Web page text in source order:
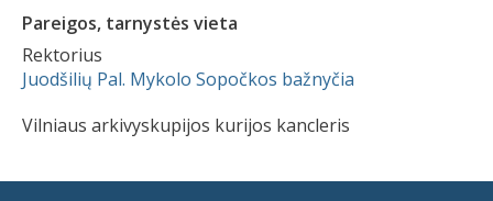
Pareigos, tarnystės vieta
Rektorius
Juodšilių Pal. Mykolo Sopočkos bažnyčia
Vilniaus arkivyskupijos kurijos kancleris